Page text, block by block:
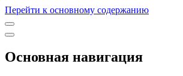
Перейти к основному содержанию
Основная навигация